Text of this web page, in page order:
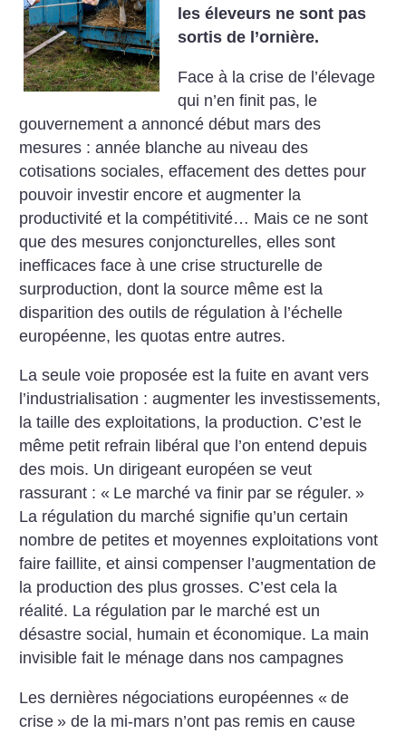
les éleveurs ne sont pas
sortis de l’ornière.
Face à la crise de l’élevage
qui n’en finit pas, le
gouvernement a annoncé début mars des
mesures : année blanche au niveau des
cotisations sociales, effacement des dettes pour
pouvoir investir encore et augmenter la
productivité et la compétitivité… Mais ce ne sont
que des mesures conjoncturelles, elles sont
inefficaces face à une crise structurelle de
surproduction, dont la source même est la
disparition des outils de régulation à l’échelle
européenne, les quotas entre autres.
La seule voie proposée est la fuite en avant vers
l’industrialisation : augmenter les investissements,
la taille des exploitations, la production. C’est le
même petit refrain libéral que l’on entend depuis
des mois. Un dirigeant européen se veut
rassurant : « Le marché va finir par se réguler. »
La régulation du marché signifie qu’un certain
nombre de petites et moyennes exploitations vont
faire faillite, et ainsi compenser l’augmentation de
la production des plus grosses. C’est cela la
réalité. La régulation par le marché est un
désastre social, humain et économique. La main
invisible fait le ménage dans nos campagnes
Les dernières négociations européennes « de
crise » de la mi-mars n’ont pas remis en cause